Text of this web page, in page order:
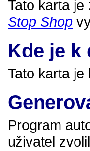
Tato karta
Stop Shop
Kde je k
Tato karta je
Program
uživatel